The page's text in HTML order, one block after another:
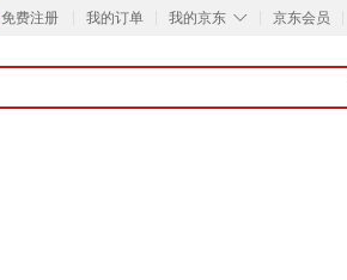
免费注册 我的订单 ◇
我的京东 京东会员